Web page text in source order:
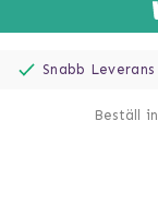
Snabb Leverans
Beställ